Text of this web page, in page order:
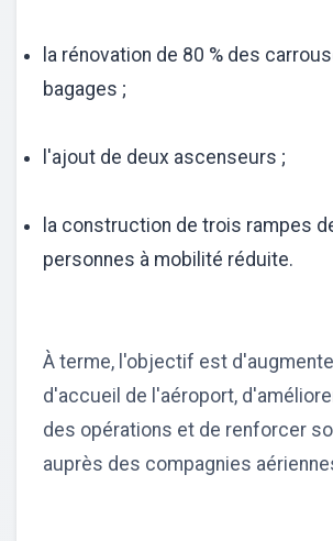
la rénovation de 80 % des
bagages ;
l'ajout de deux ascenseurs ;
la construction de trois rampes
personnes à mobilité réduite.
À terme, l'objectif est
d'accueil de l'aéroport,
des opérations et de renforcer
auprès des compagnies